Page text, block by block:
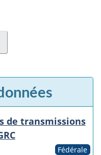
de transmissions
Fédérale